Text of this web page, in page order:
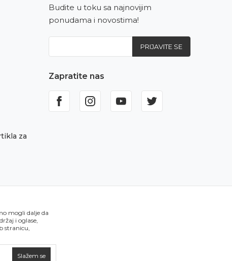
za
Budite u toku sa najnovijim
ponudama i novostima!
PRIJAVITE SE
Zapratite nas
mogli dalje da
i oglase,
stranicu,
Slažem se